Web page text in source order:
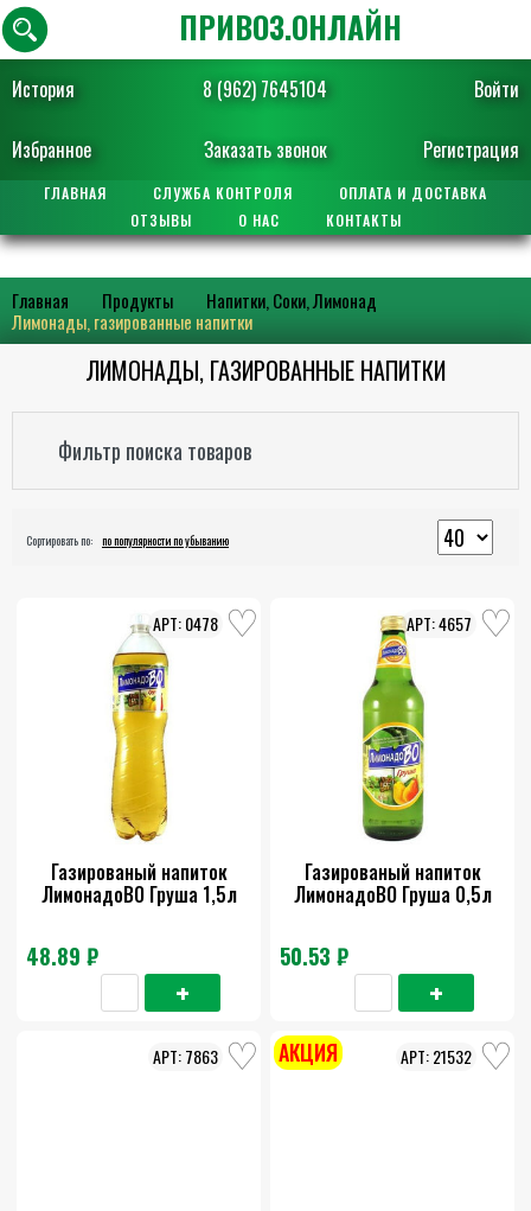
История 8 (962) 7645104 Войти
Избранное Заказать звонок Регистрация
ПРИВОЗ.ОНЛАЙН
ГЛАВНАЯ СЛУЖБА КОНТРОЛЯ
ОПЛАТА И ДОСТАВКА
ОТЗЫВЫ
О НАС КОНТАКТЫ
Главная Продукты
Напитки, Соки, Лимонад
Лимонады, газированные напитки
ЛИМОНАДЫ, ГАЗИРОВАННЫЕ НАПИТКИ
Фильтр поиска товаров
Сортировать по: по популярности по убыванию
Газированый напиток
ЛимонадоВО Груша 1,5л
48.89 ₽
0478
Газированый напиток
ЛимонадоВО Груша 0,5л
50.53 ₽
4657
7863 21532
АКЦИЯ